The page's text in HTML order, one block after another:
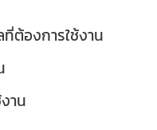
ต้องการใช้งาน
าน